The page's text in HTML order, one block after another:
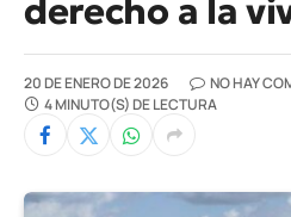
derecho a la
20 DE ENERO DE 2026
NO HAY
4 MINUTO(S) DE LECTURA